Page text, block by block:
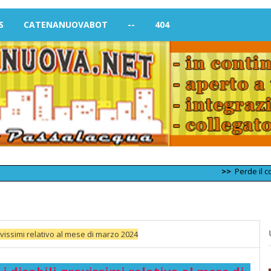
CATENANUOVABOT -- 404
Perde il controllo
relativo al mese di marzo 2024